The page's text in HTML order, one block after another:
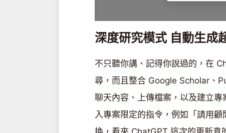
深度研究模式 自動生成
不只聽你講、記得你說過的，在
尋，而且整合 Google Scholar、
聊天內容、上傳檔案，以及建立
入專案限定的指令，例如「請用